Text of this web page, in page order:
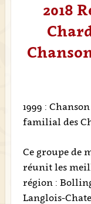
2018
1999 :
familial des
Ce groupe de
réunit les
région :
Langlois-